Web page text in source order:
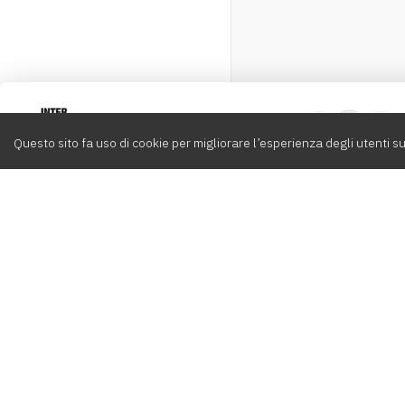
Questo sito fa uso di cookie per migliorare l’esperienza degli utenti